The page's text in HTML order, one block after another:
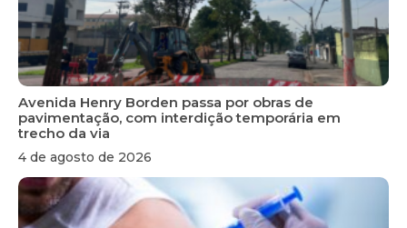
Avenida Henry Borden passa por obras de
pavimentação, com interdição temporária em
trecho da via
4 de agosto de 2026